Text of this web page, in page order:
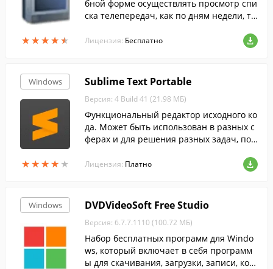
★★★★★
★★★★★
бной форме осуществлять просмотр спи
ска телепередач, как по дням недели, та
Лицензия: Бесплатно
Windows
★★★★ ★
★★★★ ★
Sublime Text Portable
Версия: 4 Build 41 (21.98 МБ)
Функциональный редактор исходного ко
да. Может быть использован в разных с
ферах и для решения разных задач, пос
Лицензия: Платно
Windows DVDVideoSoft Free Studio
Версия: 6.7.7.1110 (100.72 МБ)
Набор бесплатных программ для Windo
ws, который включает в себя программ
ы для скачивания, загрузки, записи, кон